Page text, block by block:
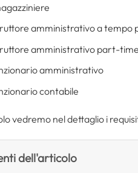
amministrativo a tempo
amministrativo part-time
amministrativo
contabile
vedremo nel dettaglio i
dell'articolo